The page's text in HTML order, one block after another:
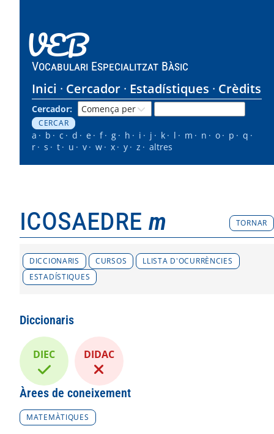
VEB
Vocabulari Especialitzat Bàsic
Inici Cercador Estadístiques Crèdits
Cercador:
a b c d e f g h i j k l m n o p
q
r
s t u v w x y z altres
icosaedre m TORNAR
DICCIONARIS CURSOS
LLISTA D'OCURRÈNCIES
ESTADÍSTIQUES
Diccionaris
DIEC DIDAC
Àrees de coneixement
MATEMÀTIQUES